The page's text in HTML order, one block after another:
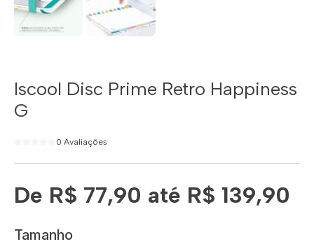
Iscool Disc Prime Retro Happiness
G
0 Avaliações
De R$ 77,90 até R$ 139,90
Tamanho